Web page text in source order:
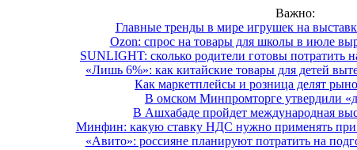
Важно:
Главные тренды в мире игрушек на
Ozon: спрос на товары для школы в июле
SUNLIGHT: сколько родители готовы потратить
«Лишь 6%»: как китайские товары для детей
Как маркетплейсы и розница делят
В омском Минпромторге утвердили
В Ашхабаде пройдет международная
Минфин: какую ставку НДС нужно применять при
«Авито»: россияне планируют потратить на